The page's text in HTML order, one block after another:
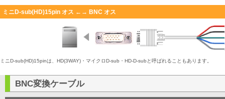
ミニD-sub(HD)15pin オス ←→ BNC オス
ミニD-sub(HD)15pinは、HD(3WAY)・マイクロD-sub・HD-D-subと呼ばれることもあります。
BNC変換ケーブル